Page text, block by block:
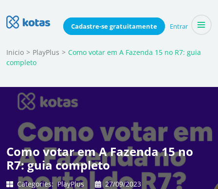
Cadastre-segratuitamente Entrar
to
(Press
Enter)
Blog do Kotas
Dicas e conteúdo relevante para economizar coletivamente
Inicio > PlayPlus > Como votar em A Fazenda 15 no R7: guia
completo
Como votar em A Fazenda 15 no
R7: guia completo
Categories: PlayPlus
27/09/2023